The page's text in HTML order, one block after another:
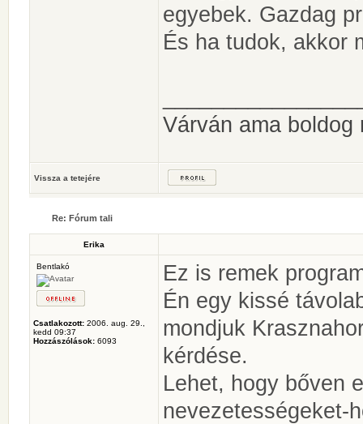
egyebek. Gazdag
És ha tudok, akkor
Várván ama boldog
Vissza a tetejére
Re: Fórum tali
Erika
Bentlakó
Csatlakozott: 2006. aug. 29.,
kedd 09:37
Hozzászólások: 6093
Ez is remek
Én egy kissé
mondjuk
kérdése.
Lehet, hogy bőven
nevezetességeket-